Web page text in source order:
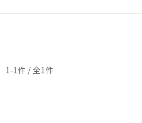
1-1件 / 全1件